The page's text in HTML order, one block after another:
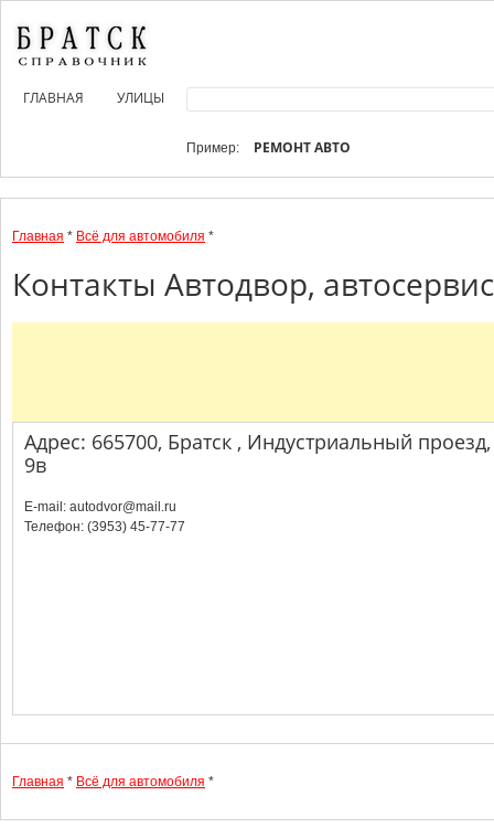
ГЛАВНАЯ УЛИЦЫ
Пример: РЕМОНТ АВТО
Главная * Всё для автомобиля *
Контакты Автодвор,
Адрес: 665700, Братск , Индустриальный проезд,
9в
E-mail: autodvor@mail.ru
Телефон: (3953) 45-77-77
Главная * Всё для автомобиля *